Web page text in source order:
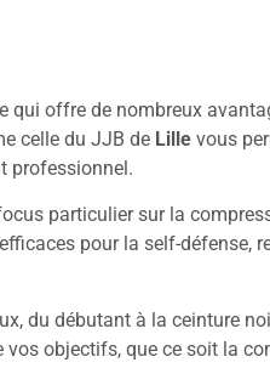
qui offre de nombreux
celle du JJB de Lille vous
professionnel.
particulier sur la
pour la self-défense,
du débutant à la ceinture
objectifs, que ce soit la